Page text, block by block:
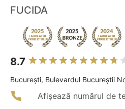
FUCIDA
8.7
Bucureşti, Bulevardul Bucureștii
Afișează numărul de